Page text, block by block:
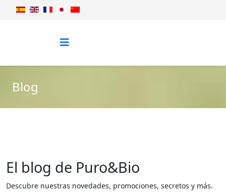
Blog
El blog de Puro&Bio
Descubre nuestras novedades, promociones, secretos y más.